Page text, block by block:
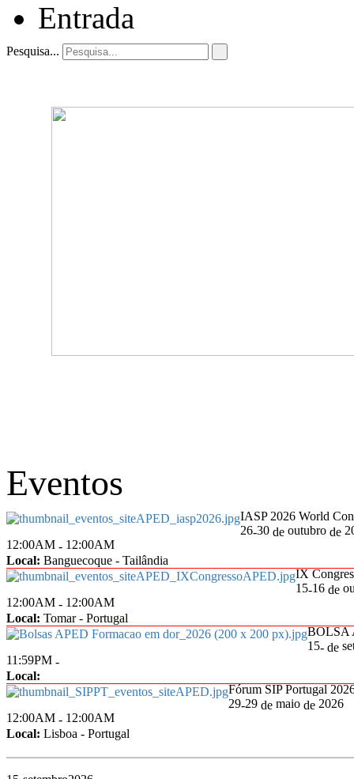
Entrada
Pesquisa...
Eventos
IASP 2026 World
26-30 de outubro de
12:00AM - 12:00AM
Local: Banguecoque - Tailândia
IX
15-16 de
12:00AM - 12:00AM
Local: Tomar - Portugal
BOLSA
15- de
11:59PM -
Local:
Fórum SIP Portugal
29-29 de maio de 2026
12:00AM - 12:00AM
Local: Lisboa - Portugal